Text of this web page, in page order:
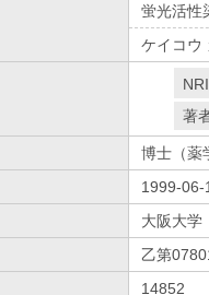
蛍光活性
ケイコウ
著
博士（薬
1999-06-
大阪大学
乙第
14852